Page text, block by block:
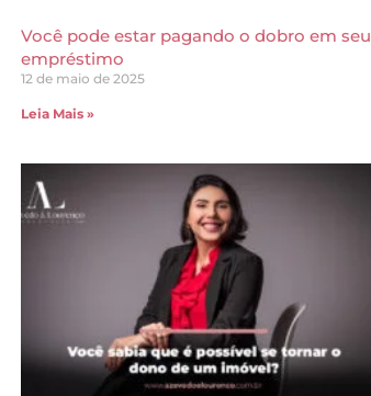
Você pode estar pagando o dobro em seu
empréstimo
12 de maio de 2025
Leia Mais »